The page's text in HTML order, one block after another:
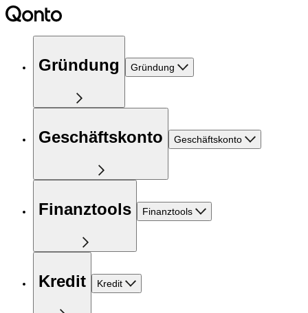
Gründung Gründung
Geschäftskonto Geschäftskonto
Finanztools Finanztools
Kredit Kredit